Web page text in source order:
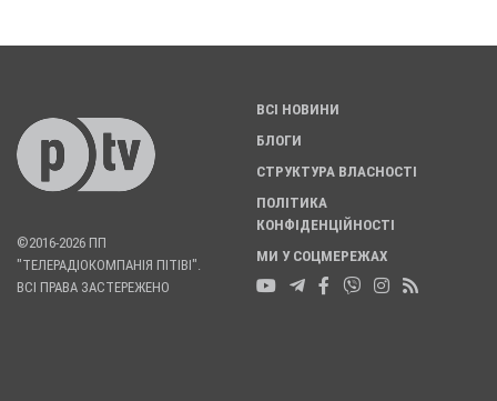
©2016-2026 ПП
"ТЕЛЕРАДІОКОМПАНІЯ ПІТІВІ".
ВСІ ПРАВА ЗАСТЕРЕЖЕНО
ВСІ НОВИНИ
БЛОГИ
СТРУКТУРА ВЛАСНОСТІ
ПОЛІТИКА
КОНФІДЕНЦІЙНОСТІ
МИ У СОЦМЕРЕЖАХ